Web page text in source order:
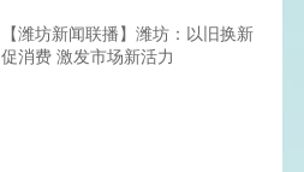
【潍坊新闻联播】潍坊：以旧换新
促消费 激发市场新活力